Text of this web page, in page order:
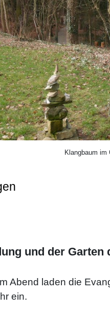
Klangbaum im
und der
Abend laden die
ein.